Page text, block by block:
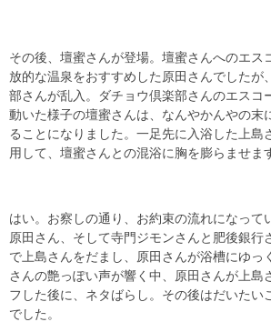
その後、壇蜜さんが登場。壇蜜さんへのエス
放的な温泉をおすすめした原田さんでしたが
部さんが乱入。ダチョウ倶楽部さんのエスコ
動いた様子の壇蜜さんは、なんやかんやの末
ることになりました。一足先に入浴した上島
用して、壇蜜さんとの混浴に胸を膨らませま
はい。お察しの通り、お約束の流れになって
原田さん、そして寺門ジモンさんと肥後銀行
で上島さんをだまし、原田さんが浴槽にゆっ
さんの艶っぽい声が響く中、原田さんが上島
フした後に、ネタばらし。その後はだいたい
でした。